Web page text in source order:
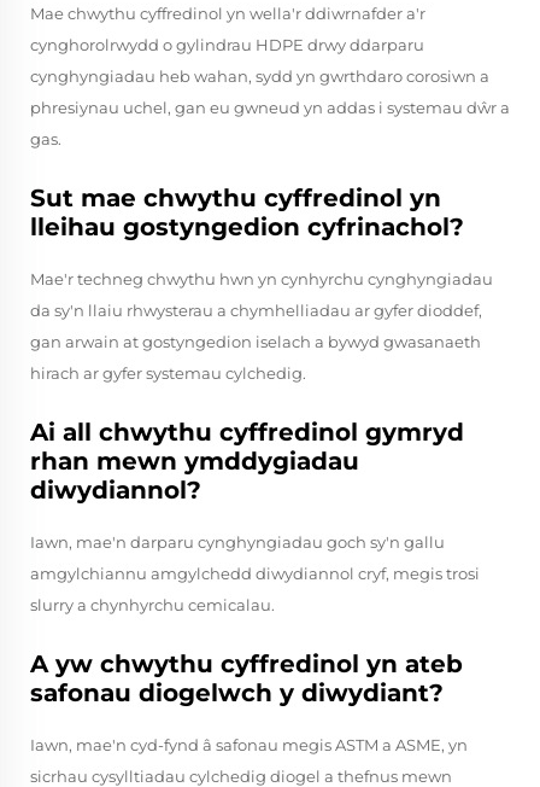
Mae chwythu cyffredinol yn wella'r ddiwrnafder a'r
cynghorolrwydd o gylindrau HDPE drwy ddarparu
cynghyngiadau heb wahan, sydd yn gwrthdaro corosiwn a
phresiynau uchel, gan eu gwneud yn addas i systemau dŵr a
gas.
Sut mae chwythu cyffredinol yn
lleihau gostyngedion cyfrinachol?
Mae'r techneg chwythu hwn yn cynhyrchu cynghyngiadau
da sy'n llaiu rhwysterau a chymhelliadau ar gyfer dioddef,
gan arwain at gostyngedion iselach a bywyd gwasanaeth
hirach ar gyfer systemau cylchedig.
Ai all chwythu cyffredinol gymryd
rhan mewn ymddygiadau
diwydiannol?
Iawn, mae'n darparu cynghyngiadau goch sy'n gallu
amgylchiannu amgylchedd diwydiannol cryf, megis trosi
slurry a chynhyrchu cemicalau.
A yw chwythu cyffredinol yn ateb
safonau diogelwch y diwydiant?
Iawn, mae'n cyd-fynd â safonau megis ASTM a ASME, yn
sicrhau cysylltiadau cylchedig diogel a thefnus mewn